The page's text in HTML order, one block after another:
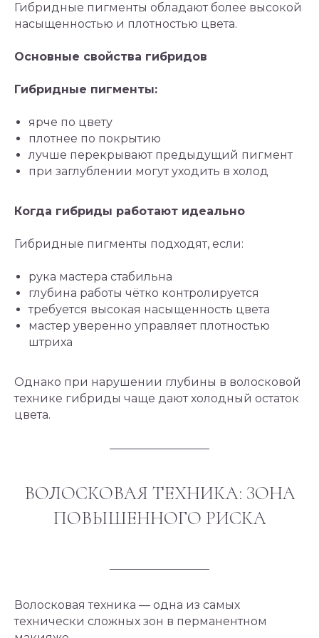
Гибридные пигменты обладают более высокой
насыщенностью и плотностью цвета.
Основные свойства гибридов
Гибридные пигменты:
ярче по цвету
плотнее по покрытию
лучше перекрывают предыдущий пигмент
при заглублении могут уходить в холод
Когда гибриды работают идеально
Гибридные пигменты подходят, если:
рука мастера стабильна
глубина работы чётко контролируется
требуется высокая насыщенность цвета
мастер уверенно управляет плотностью
штриха
Однако при нарушении глубины в волосковой
технике гибриды чаще дают холодный остаток
цвета.
ВОЛОСКОВАЯ ТЕХНИКА: ЗОНА
ПОВЫШЕННОГО РИСКА
Волосковая техника — одна из самых
технически сложных зон в перманентном